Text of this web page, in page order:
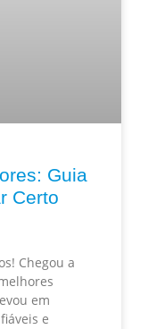
Guia
Certo
Chegou a
em
e